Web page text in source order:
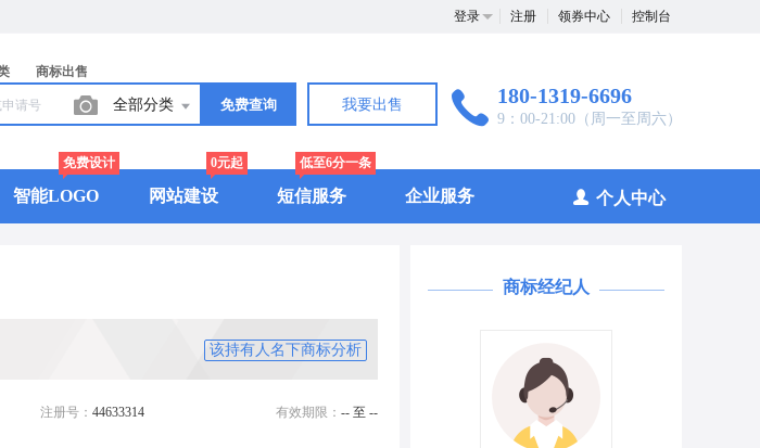
登录 注册 领券中心 控制台
商标出售
全部分类 免费查询 我要出售 180-1319-6696
9：00-21:00（周一至周六）
智能LOGO
免费设计
网站建设
0元起
短信服务
低至6分一条
企业服务 个人中心
该持有人名下商标分析
注册号： 44633314 有效期限： -- 至 --
商标经纪人